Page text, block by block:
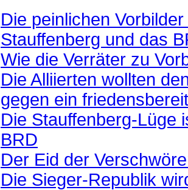
Die peinlichen
Stauffenberg und das
Wie die Verräter zu
Die Alliierten wollten
gegen ein
Die Stauffenberg-Lüge
BRD
Der Eid der
Die Sieger-Republik